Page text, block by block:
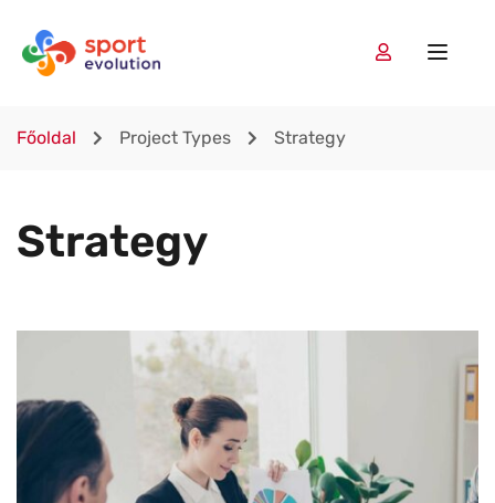
Főoldal Project Types Strategy
Strategy
On the other hand, we denounce with righteous